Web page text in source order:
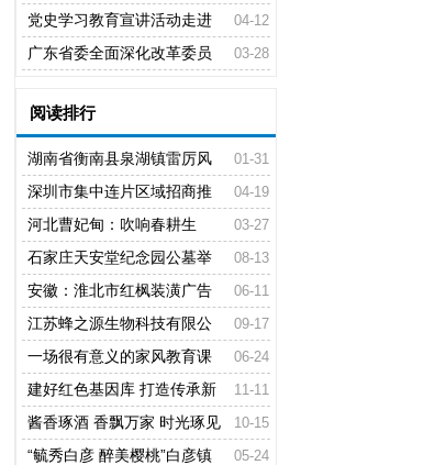
介大会举行 04-12
党史学习教育宣讲活动走进
鄂托克旗工信和科技局 03-28
广东省委全面深化改革委员
阅读排行
01-31
湖南省衡南县泉湖镇雷厉风
行筑牢疫情防控坚实防线 04-19
深圳市集中连片区域招商推
介大会举行 03-27
河北曹妃甸：吹响春耕生
产“集结号” 08-13
石家庄天安堂纪念园公墓举
办花坛公益环保葬 节地生态葬将变
为常态化
06-11
安徽：淮北市红枫装潢广告
有限公司党支部爱心送考再度扬帆
起航
09-17
江苏蜂之源生物科技有限公
司 助力蜂蜜产业技术创新惠农研讨
会在京举行
06-24
一场很有意义的家风教育课
11-11
建好红色基因库 打造传承新
高地 ---金寨红色基因库建设论坛会
侧记
10-15
酱香琢酒 香飘万家 时光琢见
酒藏经典 05-24
“毓秀白彦 醉美樱桃”白彦镇